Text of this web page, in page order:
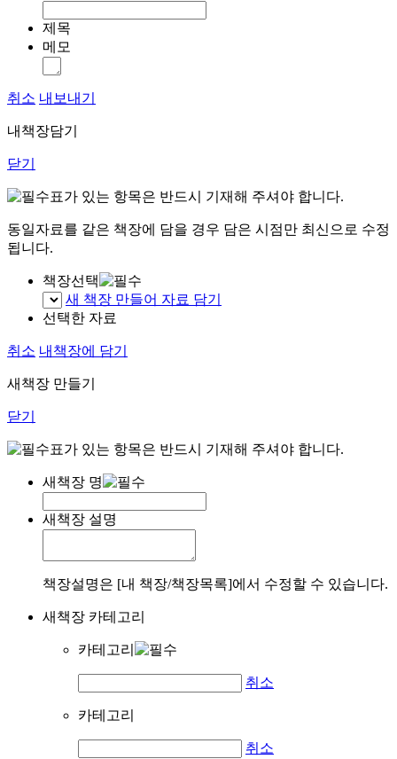
제목
메모
취소 내보내기
내책장담기
닫기
표가 있는 항목은 반드시 기재해 주셔야 합니다.
동일자료를 같은 책장에 담을 경우 담은 시점만 최신으로 수정
됩니다.
책장선택
새 책장 만들어 자료 담기
선택한 자료
취소 내책장에 담기
새책장 만들기
닫기
표가 있는 항목은 반드시 기재해 주셔야 합니다.
새책장 명
새책장 설명
책장설명은 [내 책장/책장목록]에서 수정할 수 있습니다.
새책장 카테고리
카테고리
취소
카테고리
취소